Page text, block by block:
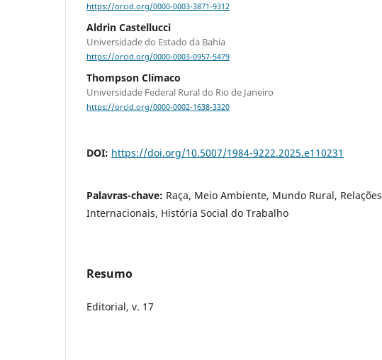
https://orcid.org/0000-0003-3871-9312
Aldrin Castellucci
Universidade do Estado da Bahia
https://orcid.org/0000-0003-0957-5479
Thompson Clímaco
Universidade Federal Rural do Rio de Janeiro
https://orcid.org/0000-0002-1638-3320
DOI: https://doi.org/10.5007/1984-9222.2025.e110231
Palavras-chave: Raça, Meio Ambiente, Mundo Rural, Relações
Internacionais, História Social do Trabalho
Resumo
Editorial, v. 17